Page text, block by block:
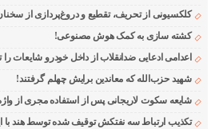
کلکسیونی از تحریف، تقطیع و دروغ‌پردازی از
کشته سازی به کمک هوش مصنوعی!
اعدامی ادعایی ضدانقلاب از داخل خودرو شایعات
شهید حزب‌الله که معاندین برایش چهلم گرفتند!
شایعه سکوت لاریجانی پس از استفاده مجری از
تکذیب ارتباط سه نفتکش توقیف شده توسط هند با